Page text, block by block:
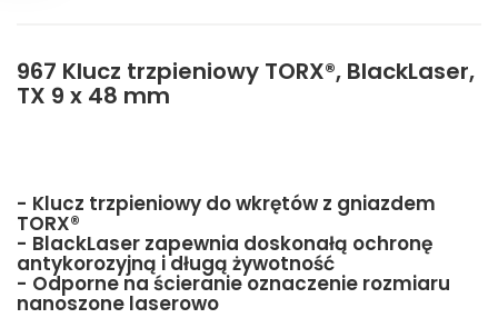
967 Klucz trzpieniowy TORX®, BlackLaser,
TX 9 x 48 mm
- Klucz trzpieniowy do wkrętów z gniazdem
TORX®
- BlackLaser zapewnia doskonałą ochronę
antykorozyjną i długą żywotność
- Odporne na ścieranie oznaczenie rozmiaru
nanoszone laserowo